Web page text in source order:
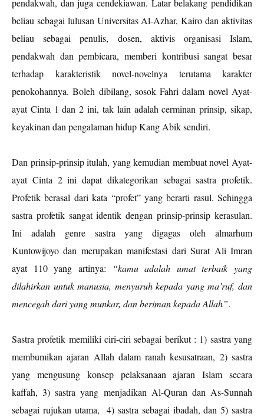
pendakwah, dan juga cendekiawan. Latar belakang pendidikan
beliau sebagai lulusan Universitas Al-Azhar, Kairo dan aktivitas
beliau sebagai penulis, dosen, aktivis organisasi Islam,
pendakwah dan pembicara, memberi kontribusi sangat besar
terhadap karakteristik novel-novelnya terutama karakter
penokohannya. Boleh dibilang, sosok Fahri dalam novel Ayat-
ayat Cinta 1 dan 2 ini, tak lain adalah cerminan prinsip, sikap,
keyakinan dan pengalaman hidup Kang Abik sendiri.
Dan prinsip-prinsip itulah, yang kemudian membuat novel Ayat-
ayat Cinta 2 ini dapat dikategorikan sebagai sastra profetik.
Profetik berasal dari kata “profet” yang berarti rasul. Sehingga
sastra profetik sangat identik dengan prinsip-prinsip kerasulan.
Ini adalah genre sastra yang digagas oleh almarhum
Kuntowijoyo dan merupakan manifestasi dari Surat Ali Imran
ayat 110 yang artinya:
“kamu adalah umat terbaik yang
dilahirkan untuk manusia, menyuruh kepada yang ma’ruf, dan
mencegah dari yang munkar, dan beriman kepada Allah”.
Sastra profetik memiliki ciri-ciri sebagai berikut : 1) sastra yang
membumikan ajaran Allah dalam ranah kesusatraan, 2) sastra
yang mengusung konsep pelaksanaan ajaran Islam secara
kaffah, 3) sastra yang menjadikan Al-Quran dan As-Sunnah
sebagai rujukan utama,
4) sastra sebagai ibadah, dan 5) sastra